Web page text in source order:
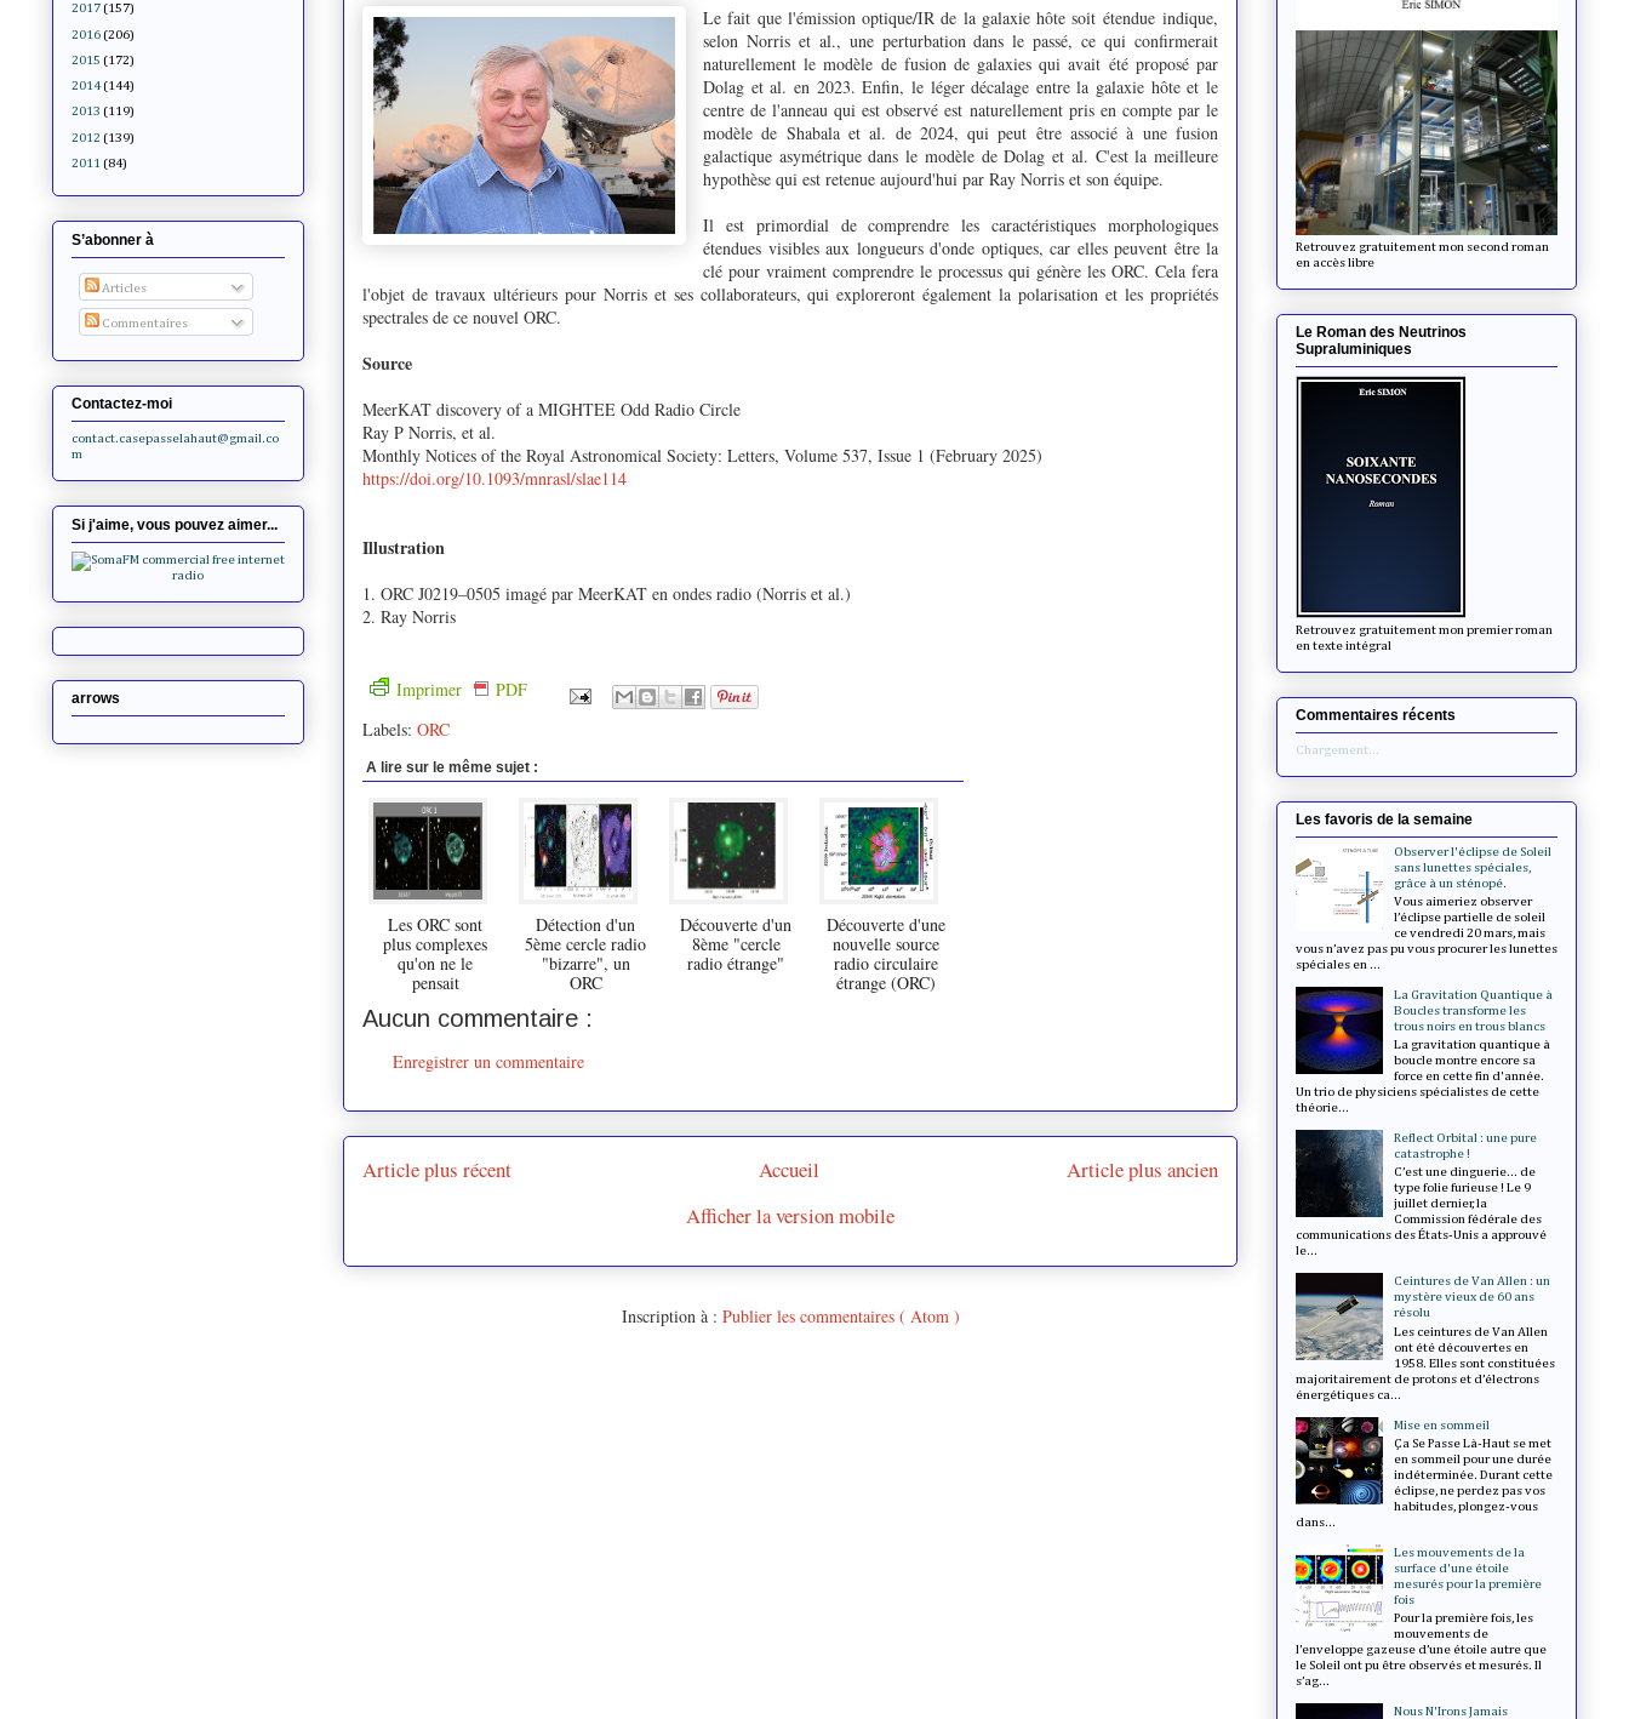
Le fait que l'émission optique/IR de la galaxie hôte soit étendue indique,
selon Norris et al., une perturbation dans le passé, ce qui confirmerait
naturellement le modèle de fusion de galaxies qui avait été proposé par
Dolag et al. en 2023. Enfin, le léger décalage entre la galaxie hôte et le
centre de l'anneau qui est observé est naturellement pris en compte par le
modèle de Shabala et al. de 2024, qui peut être associé à une fusion
galactique asymétrique dans le modèle de Dolag et al. C'est la meilleure
hypothèse qui est retenue aujourd'hui par Ray Norris et son équipe.
Il est primordial de comprendre les caractéristiques morphologiques
étendues visibles aux longueurs d'onde optiques, car elles peuvent être la
clé pour vraiment comprendre le processus qui génère les ORC. Cela fera
l'objet de travaux ultérieurs pour Norris et ses collaborateurs, qui exploreront également la polarisation et les propriétés
spectrales de ce nouvel ORC.
Source
MeerKAT discovery of a MIGHTEE Odd Radio Circle
Ray P Norris, et al.
Monthly Notices of the Royal Astronomical Society: Letters, Volume 537, Issue 1 (February 2025)
https://doi.org/10.1093/mnrasl/slae114
Illustration
1. ORC J0219–0505 imagé par MeerKAT en ondes radio (Norris et al.)
2. Ray Norris
Imprimer
PDF
Labels: ORC
A lire sur le même sujet :
Les ORC sont
plus complexes
qu'on ne le
pensait
Détection d'un
5ème cercle radio
"bizarre", un
ORC
Découverte d'un
8ème "cercle
radio étrange"
Découverte d'une
nouvelle source
radio circulaire
étrange (ORC)
Aucun commentaire :
Enregistrer un commentaire
Article plus récent Article plus ancien
Accueil
Afficher la version mobile
Inscription à : Publier les commentaires ( Atom )
2017 (157)
2016 (206)
2015 (172)
2014 (144)
2013 (119)
2012 (139)
2011 (84)
S’abonner à
Articles
Commentaires
Contactez-moi
contact.casepasselahaut@gmail.co
m
Si j'aime, vous pouvez aimer...
arrows
Retrouvez gratuitement mon second roman
en accès libre
Le Roman des Neutrinos
Supraluminiques
Retrouvez gratuitement mon premier roman
en texte intégral
Commentaires récents
Chargement...
Les favoris de la semaine
Observer l'éclipse de Soleil
sans lunettes spéciales,
grâce à un sténopé.
Vous aimeriez observer
l’éclipse partielle de soleil
ce vendredi 20 mars, mais
vous n’avez pas pu vous procurer les lunettes
spéciales en ...
La Gravitation Quantique à
Boucles transforme les
trous noirs en trous blancs
La gravitation quantique à
boucle montre encore sa
force en cette fin d'année.
Un trio de physiciens spécialistes de cette
théorie...
Reflect Orbital : une pure
catastrophe !
C’est une dinguerie... de
type folie furieuse ! Le 9
juillet dernier, la
Commission fédérale des
communications des États-Unis a approuvé
le...
Ceintures de Van Allen : un
mystère vieux de 60 ans
résolu
Les ceintures de Van Allen
ont été découvertes en
1958. Elles sont constituées
majoritairement de protons et d’électrons
énergétiques ca...
Mise en sommeil
Ça Se Passe Là-Haut se met
en sommeil pour une durée
indéterminée. Durant cette
éclipse, ne perdez pas vos
habitudes, plongez-vous
dans...
Les mouvements de la
surface d'une étoile
mesurés pour la première
fois
Pour la première fois, les
mouvements de
l’enveloppe gazeuse d’une étoile autre que
le Soleil ont pu être observés et mesurés. Il
s’ag...
Nous N'Irons Jamais